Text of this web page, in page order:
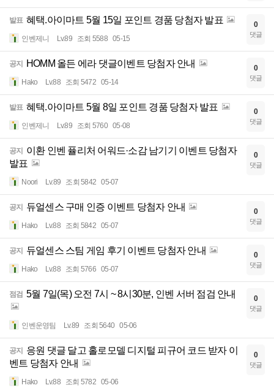
발표 혜택.아이마트 5월 15일 포인트 경품 당첨자 발표
인벤제니 Lv.89 조회 5588 05-15
0
댓글
공지 HOMM 올든 에라 댓글이벤트 당첨자 안내
Hako Lv.88 조회 5472 05-14
0
댓글
발표 혜택.아이마트 5월 8일 포인트 경품 당첨자 발표
인벤제니 Lv.89 조회 5760 05-08
0
댓글
공지
이환 인벤 퓰리처 어워드·소감 남기기 이벤트 당첨자
발표
Noori Lv.89 조회 5842 05-07
0
댓글
공지 듀얼센스 구매 인증 이벤트 당첨자 안내
Hako Lv.88 조회 5842 05-07
0
댓글
공지 듀얼센스 스팀 게임 후기 이벤트 당첨자 안내
Hako Lv.88 조회 5766 05-07
0
댓글
점검 5월 7일(목) 오전 7시 ~ 8시30분, 인벤 서버 점검 안내
인벤운영팀 Lv.89 조회 5640 05-06
0
댓글
공지
응원 댓글 달고 홀로모델 디지털 피규어 코드 받자 이
벤트 당첨자 안내
Hako Lv.88 조회 5782 05-06
0
댓글